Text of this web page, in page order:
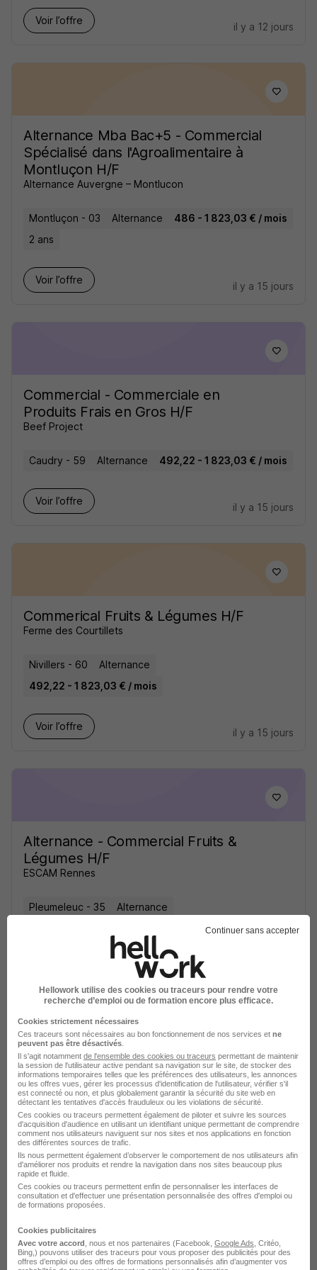
Voir l’offre
il y a 12 jours
Alternance Mba Bac+5 - Commercial
Spécialisé dans l'Agroalimentaire à
Montluçon H/F
Alternance Auvergne – Montlucon
Montluçon - 03 Alternance
486 - 1 823,03 € / mois
2 ans
Voir l’offre
il y a 15 jours
Commercial - Commerciale en
Produits Frais en Gros H/F
Beef Project
Caudry - 59 Alternance 492,22 - 1 823,03 € / mois
Voir l’offre
il y a 15 jours
Commerical Fruits & Légumes H/F
Ferme des Courtillets
Nivillers - 60
Alternance
492,22 - 1 823,03 € / mois
Voir l’offre
il y a 15 jours
Alternance - Commercial Fruits &
Légumes H/F
ESCAM Rennes
Pleumeleuc - 35
Alternance
24 mois
Conseiller Commercial - Conseillère
Commerciale en Bien-Être et d H/F
Carte Blanche Communication
Metz - 57 Alternance
Voir l’offre
il y a 16 jours
Continuer sans accepter
Hellowork utilise des cookies ou traceurs pour rendre votre
recherche d’emploi ou de formation encore plus efficace.
Cookies strictement nécessaires
Ces traceurs sont nécessaires au bon fonctionnement de nos services et ne
peuvent pas être désactivés
Il s'agit notamment de l'ensemble des cookies ou traceurs permettant de maintenir
la session de l'utilisateur active pendant sa navigation sur le site, de stocker des
informations temporaires telles que les préférences des utilisateurs, les annonces
ou les offres vues, gérer les processus d'identification de l'utilisateur, vérifier s'il
est connecté ou non, et plus globalement garantir la sécurité du site web en
détectant les tentatives d'accès frauduleux ou les violations de sécurité.
Ces cookies ou traceurs permettent également de piloter et suivre les sources
d'acquisition d'audience en utilisant un identifiant unique permettant de comprendre
comment nos utilisateurs naviguent sur nos sites et nos applications en fonction
des différentes sources de trafic.
Ils nous permettent également d’observer le comportement de nos utilisateurs afin
d'améliorer nos produits et rendre la navigation dans nos sites beaucoup plus
rapide et fluide.
Ces cookies ou traceurs permettent enfin de personnaliser les interfaces de
consultation et d'effectuer une présentation personnalisée des offres d'emploi ou
de formations proposées.
Cookies publicitaires
Avec votre accord , nous et nos partenaires (Facebook, Google Ads , Critéo,
Bing,) pouvons utiliser des traceurs pour vous proposer des publicités pour des
offres d’emploi ou des offres de formations personnalisés afin d’augmenter vos